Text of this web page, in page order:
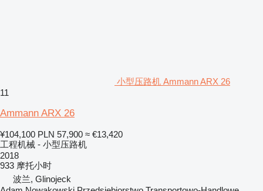
小型压路机 Ammann ARX 26
11
Ammann ARX 26
¥104,100 PLN 57,900 ≈ €13,420
工程机械 - 小型压路机
2018
933 摩托小时
波兰, Glinojeck